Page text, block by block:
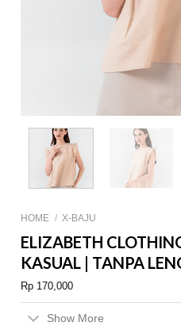
HOME / X-BAJU
ELIZABETH
KASUAL | TANPA
Rp 170,000
Show More